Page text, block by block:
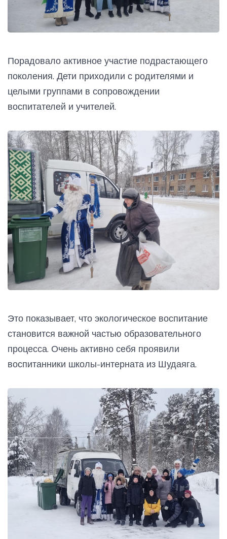
Порадовало активное участие подрастающего
поколения. Дети приходили с родителями и
целыми группами в сопровождении
воспитателей и учителей.
Это показывает, что экологическое воспитание
становится важной частью образовательного
процесса. Очень активно себя проявили
воспитанники школы-интерната из Шудаяга.